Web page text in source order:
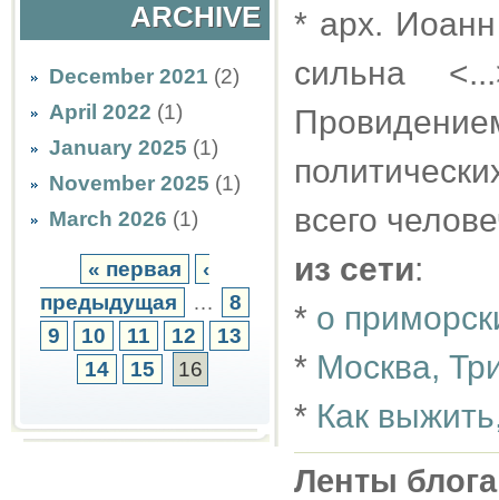
ARCHIVE
December 2021 (2)
April 2022 (1)
January 2025 (1)
November 2025 (1)
March 2026 (1)
« первая
‹
предыдущая
…
8
9
10 11 12
13
14
15 16
* арх.
сильна
всего
из сети:
* о
* Москва,
* Как
Ленты